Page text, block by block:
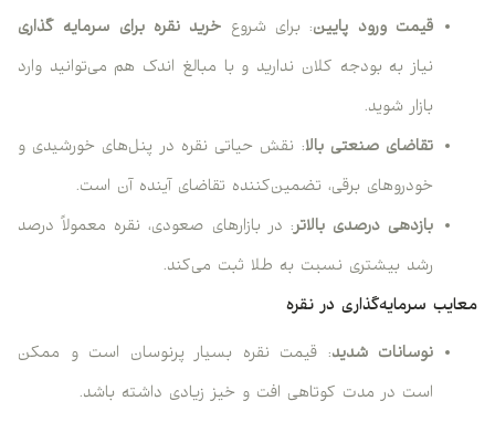
قیمت ورود پایین: برای شروع خرید نقره برای سرمایه گذاری
نیاز به بودجه کلان ندارید و با مبالغ اندک هم می‌توانید وارد
بازار شوید.
تقاضای صنعتی بالا: نقش حیاتی نقره در پنل‌های خورشیدی و
خودروهای برقی، تضمین‌کننده تقاضای آینده آن است.
بازدهی درصدی بالاتر: در بازارهای صعودی، نقره معمولاً درصد
رشد بیشتری نسبت به طلا ثبت می‌کند.
معایب سرمایه‌گذاری در نقره
نوسانات شدید: قیمت نقره بسیار پرنوسان است و ممکن
است در مدت کوتاهی افت و خیز زیادی داشته باشد.